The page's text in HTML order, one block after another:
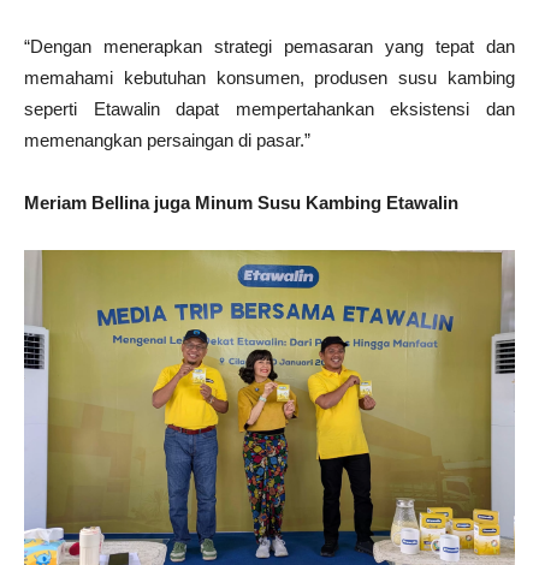
“Dengan menerapkan strategi pemasaran yang tepat dan
memahami kebutuhan konsumen, produsen susu kambing
seperti Etawalin dapat mempertahankan eksistensi dan
memenangkan persaingan di pasar.”
Meriam Bellina juga Minum Susu Kambing Etawalin